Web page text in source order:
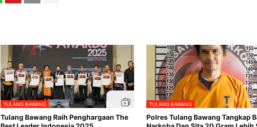
TULANG BAWANG
Tulang Bawang Raih Penghargaan The
TULANG BAWANG
Polres Tulang Bawang Tangkap